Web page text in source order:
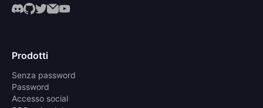
Prodotti
Senza password
Password
Accesso social